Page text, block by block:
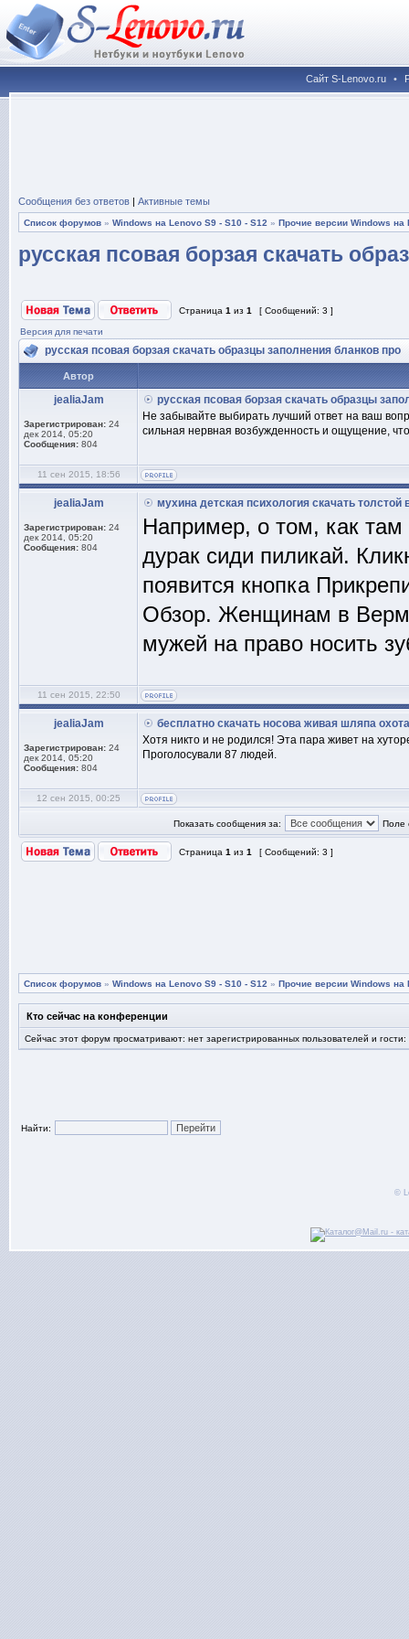
Сайт S-Lenovo.ru •
Сообщения без ответов | Активные темы
Список форумов » Windows на Lenovo S9 - S10 - S12 » Прочие версии Windows на
русская псовая борзая скачать
Страница 1 из 1 [ Сообщений: 3 ]
Версия для печати
русская псовая борзая скачать образцы заполнения бланков про
Автор
jealiaJam
Зарегистрирован: 24
дек 2014, 05:20
Сообщения: 804
русская псовая борзая скачать образцы
Не забывайте выбирать лучший ответ на ваш
сильная нервная возбужденность и ощущение,
11 сен 2015, 18:56
jealiaJam
Зарегистрирован: 24
дек 2014, 05:20
Сообщения: 804
мухина детская психология скачать толстой
Например, о том, как там
дурак сиди пиликай.
появится кнопка
Обзор. Женщинам в
мужей на право носить
11 сен 2015, 22:50
jealiaJam
Зарегистрирован: 24
дек 2014, 05:20
Сообщения: 804
бесплатно скачать носова живая шляпа
Хотя никто и не родился! Эта пара живет на
Проголосували 87 людей.
12 сен 2015, 00:25
Показать сообщения за: Поле
Страница 1 из 1 [ Сообщений: 3 ]
Список форумов » Windows на Lenovo S9 - S10 - S12 » Прочие версии Windows на
Кто сейчас на конференции
Сейчас этот форум просматривают: нет зарегистрированных пользователей и гости:
Найти:
©